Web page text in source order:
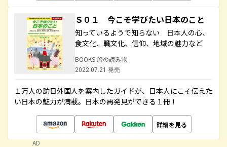
Ｓ０１ 今こそ学びたい日本のこと
知っているようで知らない 日本人の心、
食文化、職文化、信仰、地域の魅力など
BOOKS 旅の読み物
2022.07.21 発売
１万人の訪日外国人を案内したガイドが、日本人にこそ伝えた
い日本の魅力が満載。日本の再発見ができる１冊！
詳細を見る
AD